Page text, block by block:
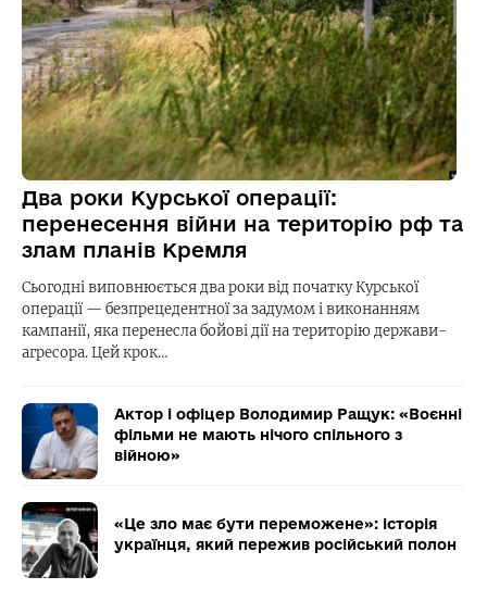
Два роки Курської операції:
перенесення війни на територію рф та
злам планів Кремля
Сьогодні виповнюється два роки від початку Курської
операції — безпрецедентної за задумом і виконанням
кампанії, яка перенесла бойові дії на територію держави-
агресора. Цей крок…
Актор і офіцер Володимир Ращук: «Воєнні
фільми не мають нічого спільного з
війною»
«Це зло має бути переможене»: історія
українця, який пережив російський полон